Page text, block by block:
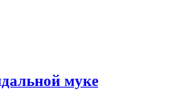
муке